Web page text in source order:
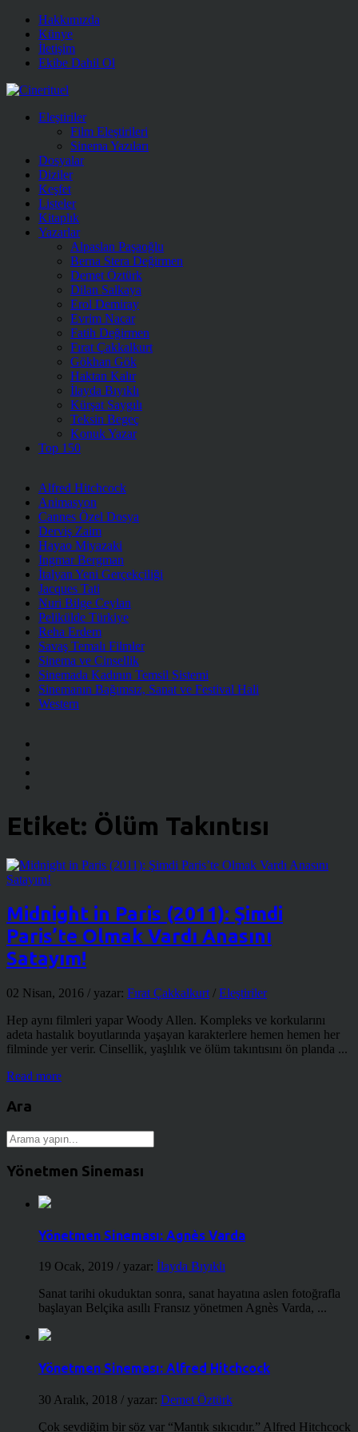
Hakkımızda
Künye
İletişim
Ekibe Dahil Ol
Eleştiriler
Film Eleştirileri
Sinema Yazıları
Dosyalar
Diziler
Keşfet
Listeler
Kitaplık
Yazarlar
Alpaslan Paşaoğlu
Berna Stera Değirmen
Demet Öztürk
Dilan Salkaya
Erol Demiray
Evrim Nacar
Fatih Değirmen
Fırat Çakkalkurt
Gökhan Gök
Haktan Kalır
İlayda Bıyıklı
Kürşat Saygılı
Teksin Begeç
Konuk Yazar
Top 150
Alfred Hitchcock
Animasyon
Cannes Özel Dosya
Derviş Zaim
Hayao Miyazaki
Ingmar Bergman
İtalyan Yeni Gerçekçiliği
Jacques Tati
Nuri Bilge Ceylan
Pelikülde Türkiye
Reha Erdem
Savaş Temalı Filmler
Sinema ve Cinsellik
Sinemada Kadının Temsil Sistemi
Sinemanın Bağımsız, Sanat ve Festival Hali
Western
Etiket: Ölüm Takıntısı
Midnight in Paris (2011): Şimdi
Paris’te Olmak Vardı Anasını
Satayım!
02 Nisan, 2016 / yazar: Fırat Çakkalkurt / Eleştiriler
Hep aynı filmleri yapar Woody Allen. Kompleks ve korkularını
adeta hastalık boyutlarında yaşayan karakterlere hemen hemen her
filminde yer verir. Cinsellik, yaşlılık ve ölüm takıntısını ön planda ...
Read more
Ara
Yönetmen Sineması
Yönetmen Sineması: Agnès Varda
19 Ocak, 2019 / yazar: İlayda Bıyıklı
Sanat tarihi okuduktan sonra, sanat hayatına aslen fotoğrafla
başlayan Belçika asıllı Fransız yönetmen Agnès Varda, ...
Yönetmen Sineması: Alfred Hitchcock
30 Aralık, 2018 / yazar: Demet Öztürk
Çok sevdiğim bir söz var “Mantık sıkıcıdır.” Alfred Hitchcock